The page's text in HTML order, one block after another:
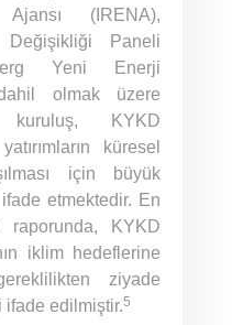
(IRENA),
Değişikliği Paneli
Yeni Enerji
olmak üzere
kuruluş, KYKD
küresel
için büyük
etmektedir. En
raporunda, KYKD
iklim hedeflerine
ziyade
edilmiştir.5